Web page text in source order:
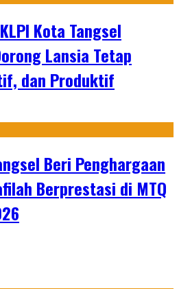
Kota Tangsel
Lansia Tetap
dan Produktif
Beri Penghargaan
Berprestasi di MTQ